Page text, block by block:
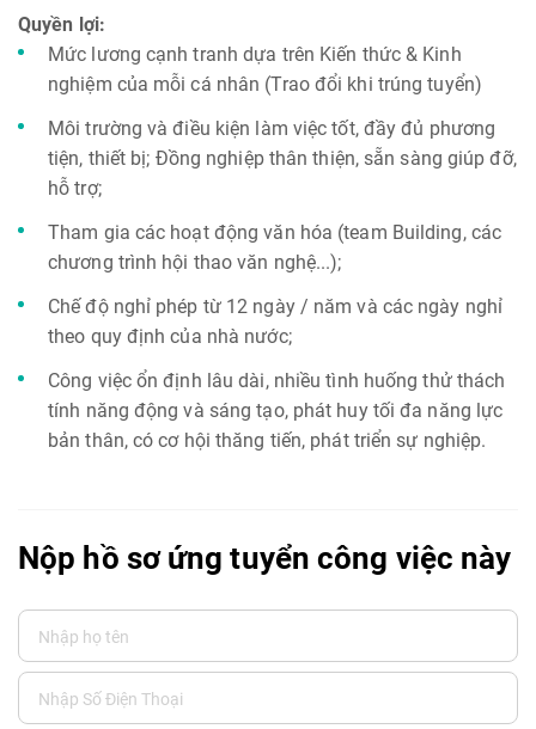
Quyền lợi:
Mức lương cạnh tranh dựa trên Kiến thức & Kinh
nghiệm của mỗi cá nhân (Trao đổi khi trúng tuyển)
Môi trường và điều kiện làm việc tốt, đầy đủ phương
tiện, thiết bị; Đồng nghiệp thân thiện, sẵn sàng giúp đỡ,
hỗ trợ;
Tham gia các hoạt động văn hóa (team Building, các
chương trình hội thao văn nghệ...);
Chế độ nghỉ phép từ 12 ngày / năm và các ngày nghỉ
theo quy định của nhà nước;
Công việc ổn định lâu dài, nhiều tình huống thử thách
tính năng động và sáng tạo, phát huy tối đa năng lực
bản thân, có cơ hội thăng tiến, phát triển sự nghiệp.
Nộp hồ sơ ứng tuyển công việc này